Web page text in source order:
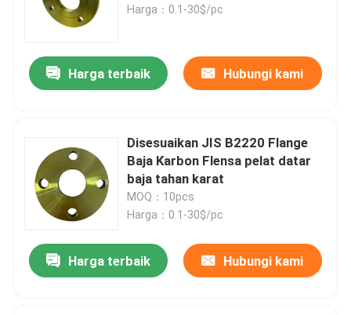
Harga：0.1-30$/pc
Harga terbaik Hubungi kami
Disesuaikan JIS B2220 Flange
Baja Karbon Flensa pelat datar
baja tahan karat
MOQ：10pcs
Harga：0.1-30$/pc
Harga terbaik Hubungi kami